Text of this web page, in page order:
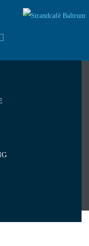
Items